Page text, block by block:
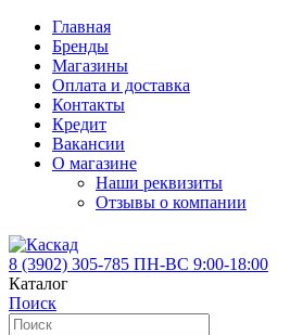
Главная
Бренды
Магазины
Оплата и доставка
Контакты
Кредит
Вакансии
О магазине
Наши реквизиты
Отзывы о компании
8 (3902) 305-785 ПН-ВС 9:00-18:00
Каталог
Поиск